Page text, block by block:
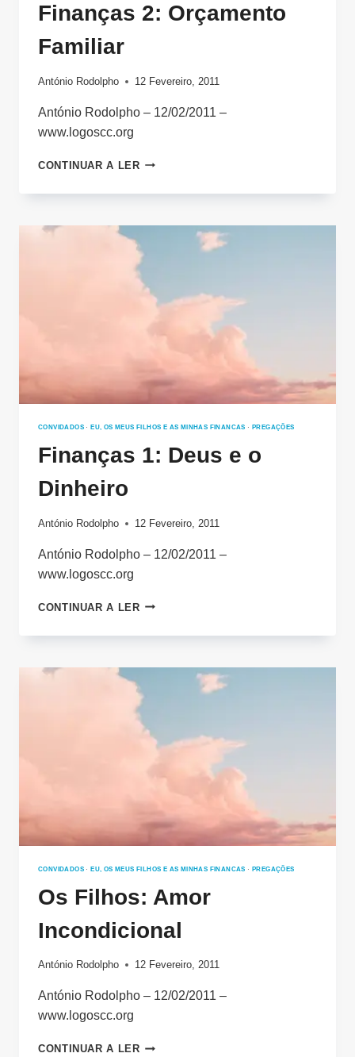
Finanças 2: Orçamento
Familiar
António Rodolpho 12 Fevereiro, 2011
António Rodolpho – 12/02/2011 –
www.logoscc.org
CONTINUAR A LERFINANÇAS
ORÇAMENTO
CONVIDADOS · EU, OS MEUS FILHOS E AS MINHAS FINANCAS · PREGAÇÕES
Finanças 1: Deus e o
Dinheiro
António Rodolpho 12 Fevereiro, 2011
António Rodolpho – 12/02/2011 –
www.logoscc.org
CONTINUAR A LERFINANÇAS
DEUS
O
CONVIDADOS ·EU, OS MEUS FILHOS E AS MINHAS FINANCAS ·PREGAÇÕES
Os Filhos: Amor
Incondicional
António Rodolpho 12 Fevereiro, 2011
António Rodolpho – 12/02/2011 –
www.logoscc.org
CONTINUAR A LEROS